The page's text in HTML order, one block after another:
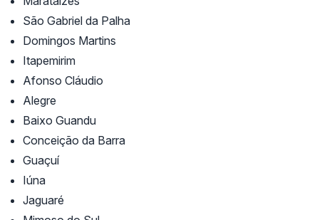
São Gabriel da Palha
Domingos Martins
Itapemirim
Afonso Cláudio
Alegre
Baixo Guandu
Conceição da Barra
Guaçuí
Iúna
Jaguaré